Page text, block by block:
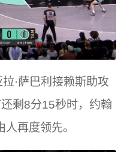
·萨巴利接赖斯助攻
剩8分15秒时，约翰
再度领先。